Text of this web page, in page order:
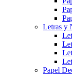
Letras y
Papel